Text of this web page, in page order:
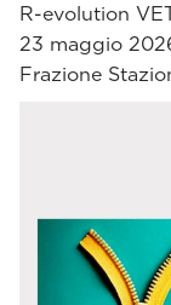
R-evolution
23 maggio
Frazione